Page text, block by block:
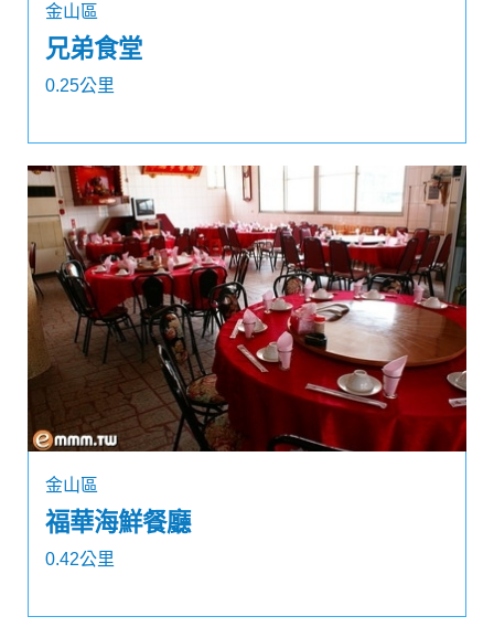
金山區
兄弟食堂
0.25公里
金山區
福華海鮮餐廳
0.42公里